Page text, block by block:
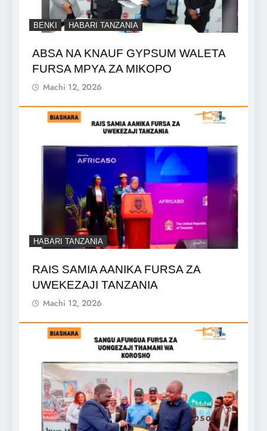
BENKI HABARI TANZANIA
ABSA NA KNAUF GYPSUM WALETA
FURSA MPYA ZA MIKOPO
Machi 12, 2026
HABARI TANZANIA
RAIS SAMIA AANIKA FURSA ZA
UWEKEZAJI TANZANIA
Machi 12, 2026